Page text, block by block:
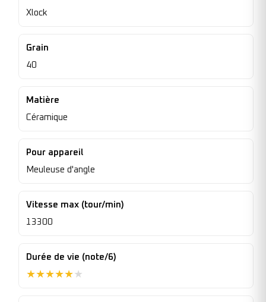
Xlock
Grain
40
Matière
Céramique
Pour appareil
Meuleuse d'angle
Vitesse max (tour/min)
13300
Durée de vie (note/6)
★★★★★★